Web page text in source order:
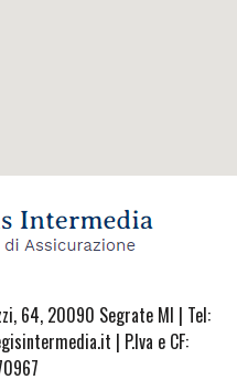
64, 20090 Segrate MI | Tel:
| P.Iva e CF: